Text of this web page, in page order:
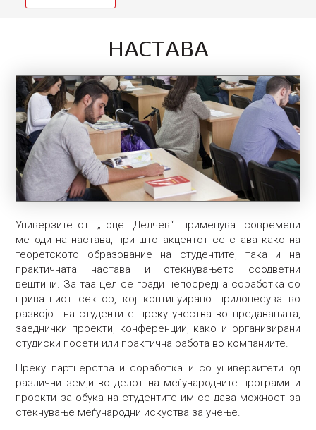
НАСТАВА
Универзитетот „Гоце Делчев“ применува современи
методи на настава, при што акцентот се става како на
теоретското образование на студентите, така и на
практичната настава и стекнувањето соодветни
вештини. За таа цел се гради непосредна соработка со
приватниот сектор, кој континуирано придонесува во
развојот на студентите преку учества во предавањата,
заеднички проекти, конференции, како и организирани
студиски посети или практична работа во компаниите.
Преку партнерства и соработка и со универзитети од
различни земји во делот на меѓународните програми и
проекти за обука на студентите им се дава можност за
стекнување меѓународни искуства за учење.